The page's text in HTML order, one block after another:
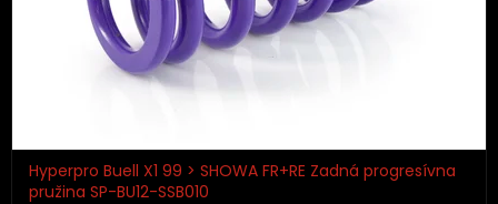
Hyperpro Buell X1 99 > SHOWA FR+RE Zadná progresívna
pružina SP-BU12-SSB010